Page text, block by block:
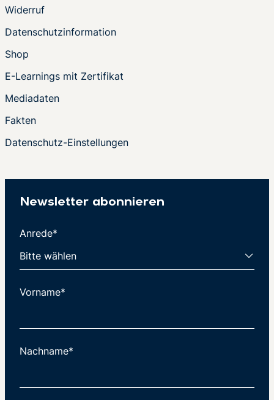
Widerruf
Datenschutzinformation
Shop
E-Learnings mit Zertifikat
Mediadaten
Fakten
Datenschutz-Einstellungen
Newsletter abonnieren
Anrede*
Vorname*
Nachname*